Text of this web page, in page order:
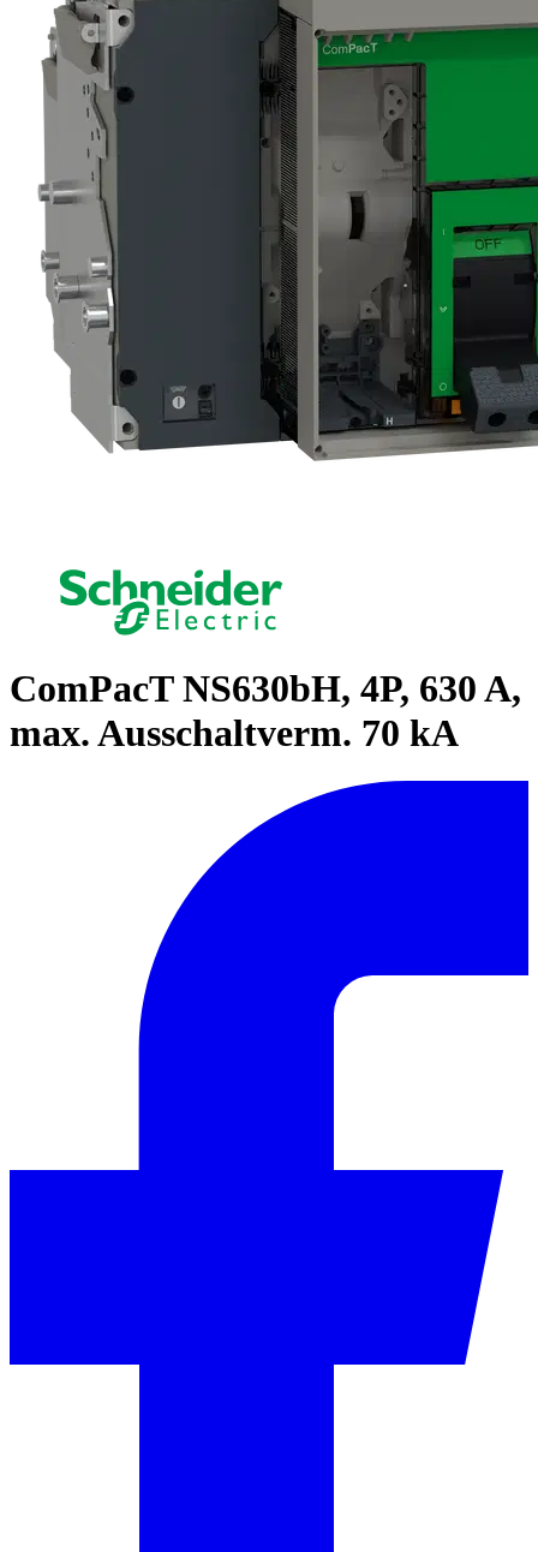
ComPacT NS630bH, 4P, 630 A,
max. Ausschaltverm. 70 kA